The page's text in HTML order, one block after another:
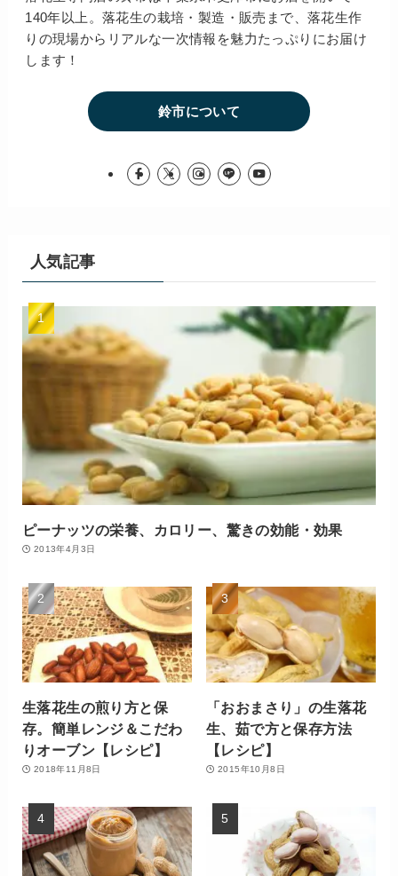
140年以上。落花生の栽培・製造・販売まで、落花生作
りの現場からリアルな一次情報を魅力たっぷりにお届け
します！
鈴市について
人気記事
ピーナッツの栄養、カロリー、驚きの効能・効果
2013年4月3日
生落花生の煎り方と保
存。簡単レンジ＆こだわ
りオーブン【レシピ】
2018年11月8日
「おおまさり」の生落花
生、茹で方と保存方法
【レシピ】
2015年10月8日